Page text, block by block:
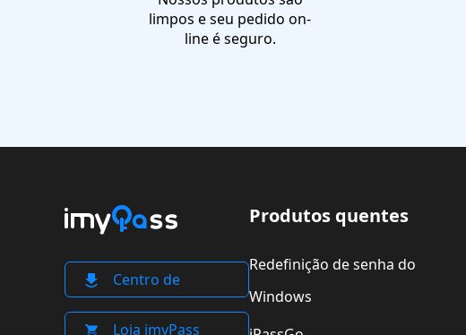
limpos e seu pedido on-
line é seguro.
Centro de
download
Loja imyPass
Produtos quentes
Redefinição de senha do
Windows